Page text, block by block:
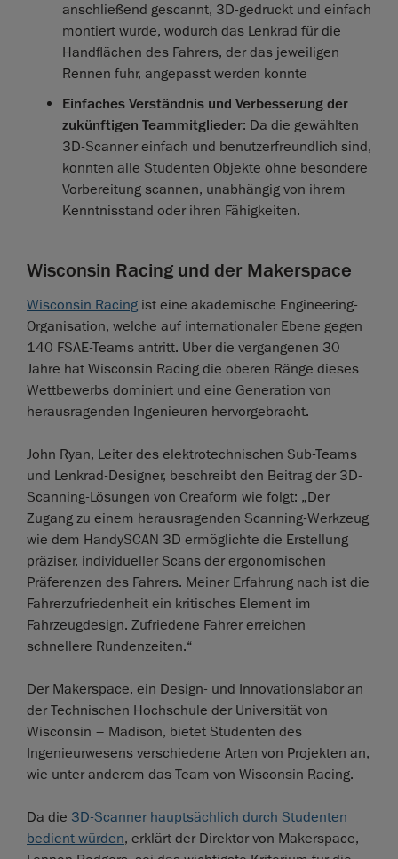
anschließend gescannt, 3D-gedruckt und einfach
montiert wurde, wodurch das Lenkrad für die
Handflächen des Fahrers, der das jeweiligen
Rennen fuhr, angepasst werden konnte
Einfaches Verständnis und Verbesserung der
zukünftigen Teammitglieder: Da die gewählten
3D-Scanner einfach und benutzerfreundlich sind,
konnten alle Studenten Objekte ohne besondere
Vorbereitung scannen, unabhängig von ihrem
Kenntnisstand oder ihren Fähigkeiten.
Wisconsin Racing und der Makerspace
Wisconsin Racing ist eine akademische Engineering-
Organisation, welche auf internationaler Ebene gegen
140 FSAE-Teams antritt. Über die vergangenen 30
Jahre hat Wisconsin Racing die oberen Ränge dieses
Wettbewerbs dominiert und eine Generation von
herausragenden Ingenieuren hervorgebracht.
John Ryan, Leiter des elektrotechnischen Sub-Teams
und Lenkrad-Designer, beschreibt den Beitrag der 3D-
Scanning-Lösungen von Creaform wie folgt: „Der
Zugang zu einem herausragenden Scanning-Werkzeug
wie dem HandySCAN 3D ermöglichte die Erstellung
präziser, individueller Scans der ergonomischen
Präferenzen des Fahrers. Meiner Erfahrung nach ist die
Fahrerzufriedenheit ein kritisches Element im
Fahrzeugdesign. Zufriedene Fahrer erreichen
schnellere Rundenzeiten.“
Der Makerspace, ein Design- und Innovationslabor an
der Technischen Hochschule der Universität von
Wisconsin – Madison, bietet Studenten des
Ingenieurwesens verschiedene Arten von Projekten an,
wie unter anderem das Team von Wisconsin Racing.
Da die 3D-Scanner hauptsächlich durch Studenten
bedient würden, erklärt der Direktor von Makerspace,